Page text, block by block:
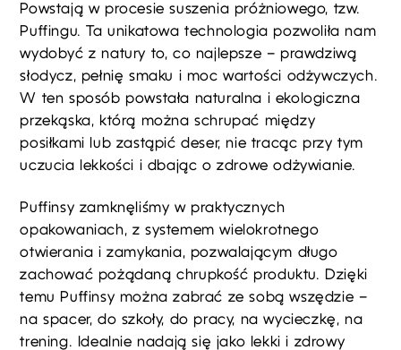
Powstają w procesie suszenia próżniowego, tzw.
Puffingu. Ta unikatowa technologia pozwoliła nam
wydobyć z natury to, co najlepsze – prawdziwą
słodycz, pełnię smaku i moc wartości odżywczych.
W ten sposób powstała naturalna i ekologiczna
przekąska, którą można schrupać między
posiłkami lub zastąpić deser, nie tracąc przy tym
uczucia lekkości i dbając o zdrowe odżywianie.
Puffinsy zamknęliśmy w praktycznych
opakowaniach, z systemem wielokrotnego
otwierania i zamykania, pozwalającym długo
zachować pożądaną chrupkość produktu. Dzięki
temu Puffinsy można zabrać ze sobą wszędzie –
na spacer, do szkoły, do pracy, na wycieczkę, na
trening. Idealnie nadają się jako lekki i zdrowy